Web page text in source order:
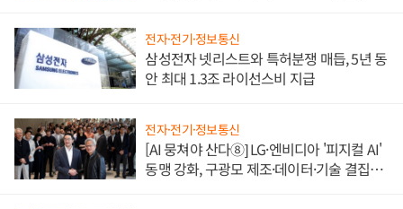
전자·전기·정보통신
삼성전자 넷리스트와 특허분쟁 매듭, 5년 동
안 최대 1.3조 라이선스비 지급
전자·전기·정보통신
[AI 뭉쳐야 산다⑧] LG·엔비디아 '피지컬 AI'
동맹 강화, 구광모 제조·데이터·기술 결집